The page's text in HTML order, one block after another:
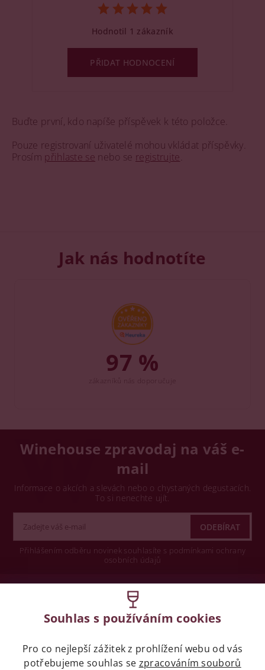
Buďte první, kdo napíše příspěvek k této položce.
Pouze registrovaní uživatelé mohou vkládat příspěvky.
Prosím přihlaste se nebo se registrujte
Hodnotil 1 zákazník
PŘIDAT HODNOCENÍ
Jak nás hodnotíte
97 %
Winehouse zpravodaj na váš e-
mail
Informace o akcích a slevách nebo o chystaných degustacích.
To si nenechte ujít.
Přihlášením odběru novinek souhlasíte s podmínkami ochrany
osobních údajů
Legislativa
Zákaz prodeje alkoholických nápojů osobám
mladších 18 let.
Souhlas s používáním cookies
Pro co nejlepší zážitek z prohlížení webu od vás
potřebujeme souhlas se zpracováním souborů